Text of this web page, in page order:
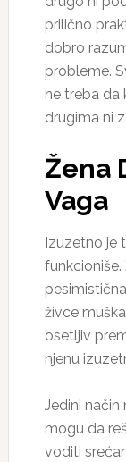
prilično
dobro
probleme.
ne treba da
drugima ni
Žena
Vaga
Izuzetno je
funkcioniše.
živce
osetljiv
njenu
Jedini
mogu da
voditi